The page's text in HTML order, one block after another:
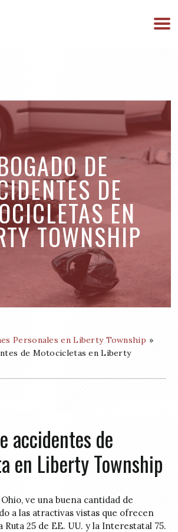
DISPONIBLES 24/7
DE
DE
EN
TOWNSHIP
Personales en Liberty Township »
de Motocicletas en Liberty
accidentes de
en Liberty Township
ve una buena cantidad de
a las atractivas vistas que ofrecen
25 de EE. UU. y la Interestatal 75.